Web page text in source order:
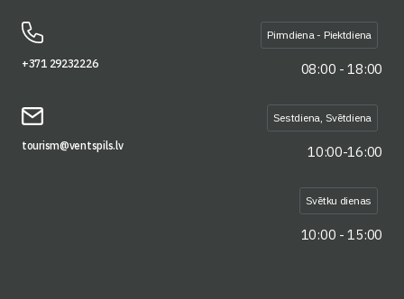
+371 29232226
tourism@ventspils.lv
Pirmdiena - Piektdiena
08:00 - 18:00
Sestdiena, Svētdiena
10:00-16:00
Svētku dienas
10:00 - 15:00